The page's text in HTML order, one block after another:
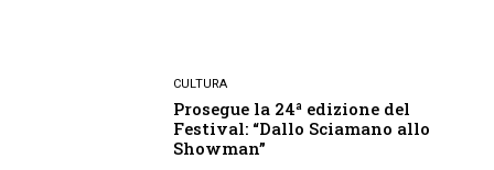
CULTURA
Prosegue la 24ª edizione del
Festival: “Dallo Sciamano allo
Showman”